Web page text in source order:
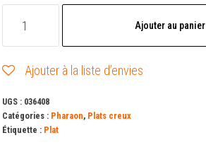
creux
Pharaon
Ajouter au panier
Ajouter à la liste d’envies
UGS : 036408
Catégories : Pharaon, Plats creux
Étiquette : Plat